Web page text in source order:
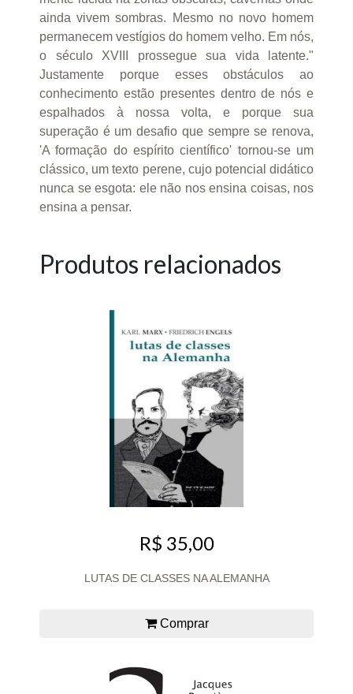
ainda vivem sombras. Mesmo no novo homem
permanecem vestígios do homem velho. Em nós,
o século XVIII prossegue sua vida latente."
Justamente porque esses obstáculos ao
conhecimento estão presentes dentro de nós e
espalhados à nossa volta, e porque sua
superação é um desafio que sempre se renova,
'A formação do espírito científico' tornou-se um
clássico, um texto perene, cujo potencial didático
nunca se esgota: ele não nos ensina coisas, nos
ensina a pensar.
Produtos relacionados
R$ 35,00
LUTAS DE CLASSES NA ALEMANHA
Comprar